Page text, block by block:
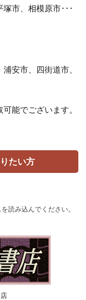
市、相模原市･･･
安市、四街道市、
能でございます。
たい方
読み込んでください。